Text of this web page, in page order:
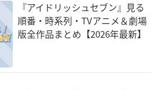
『アイドリッシュセブン』見る
順番・時系列・TVアニメ＆劇場
版全作品まとめ【2026年最新】